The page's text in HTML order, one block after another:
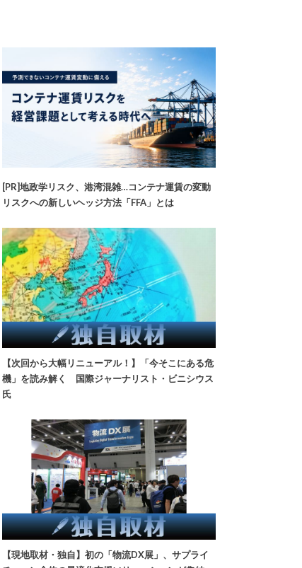
[PR]地政学リスク、港湾混雑…コンテナ運賃の変動
リスクへの新しいヘッジ方法「FFA」とは
【次回から大幅リニューアル！】「今そこにある危
機」を読み解く 国際ジャーナリスト・ビニシウス
氏
【現地取材・独自】初の「物流DX展」、サプライ